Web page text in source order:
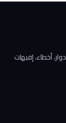
أخطاء، إفيهات